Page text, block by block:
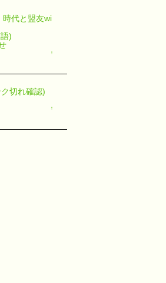
時代と盟友wi
)
↑
切れ確認)
↑